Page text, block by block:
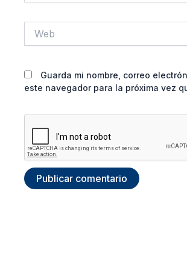
Guarda mi nombre, correo
este navegador para la próxima vez